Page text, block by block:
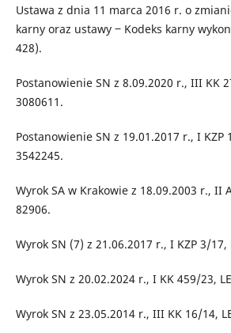
Ustawa z dnia 11 marca 2016 r. o
karny oraz ustawy ‒ Kodeks karny
428).
Postanowienie SN z 8.09.2020 r., III KK
3080611.
Postanowienie SN z 19.01.2017 r., I KZP
3542245.
Wyrok SA w Krakowie z 18.09.2003 r., II
82906.
Wyrok SN (7) z 21.06.2017 r., I KZP 3/17,
Wyrok SN z 20.02.2024 r., I KK 459/23,
Wyrok SN z 23.05.2014 r., III KK 16/14,